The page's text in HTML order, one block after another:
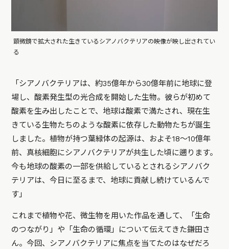
顕微鏡で拡大された生きているシアノバクテリアの映像が映し出されてい
る
「シアノバクテリアは、約35億年から30億年前に地球に登
場し、酸素発生型の光合成を開始した生物。彼らが初めて
酸素を生み出したことで、地球は酸素で満たされ、現在生
きている生物たちのような酸素に依存した動物たちが誕生
しました。植物が持つ葉緑体の起源は、およそ18～10億年
前、真核細胞にシアノバクテリアが共生した頃に遡ります。
今も地球の酸素の一部を供給しているとされるシアノバク
テリアは、今日に至るまで、地球に貢献し続けているんで
す」
これまで植物や花、微生物を用いた作品を通して、「生命
のつながり」や「生命の循環」について伝えてきた鎌田さ
ん。今回、シアノバクテリアに焦点を当てたのはなぜだろ